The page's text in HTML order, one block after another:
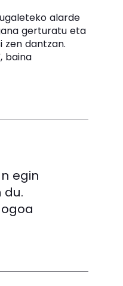
alarde
gerturatu eta
zen dantzan.
baina
egin